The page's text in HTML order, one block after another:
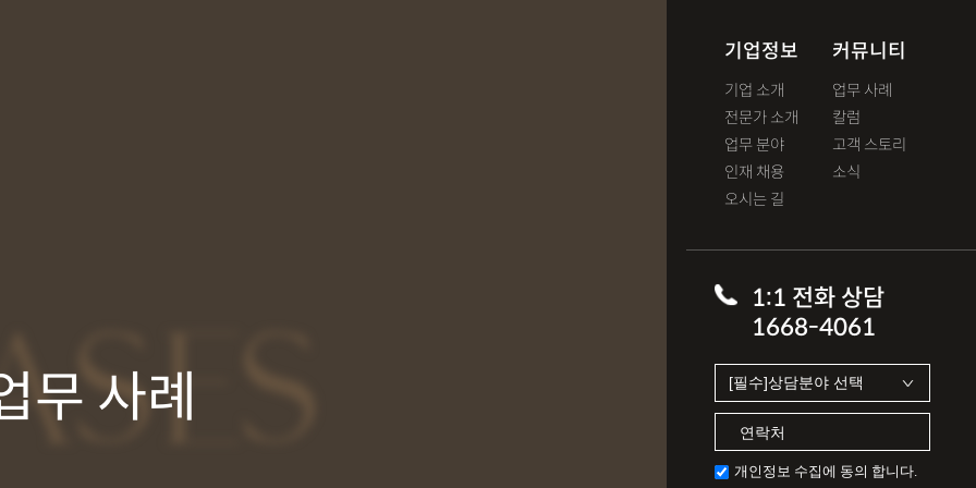
기업정보
기업 소개
전문가 소개
업무 분야
인재 채용
오시는 길
커뮤니티
업무 사례
칼럼
고객 스토리
소식
1:1 전화 상담
1668-4061
개인정보 수집에 동의 합니다.
무 사례